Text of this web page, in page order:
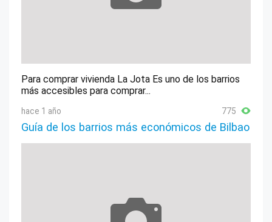
Para comprar vivienda La Jota Es uno de los barrios
más accesibles para comprar...
hace 1 año 775
Guía de los barrios más económicos de Bilbao